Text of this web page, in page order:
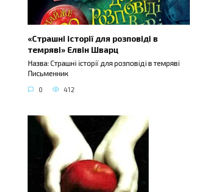
«Страшні історії для розповіді в
темряві» Елвін Шварц
Назва: Страшні історії для розповіді в темряві
Письменник
0 412